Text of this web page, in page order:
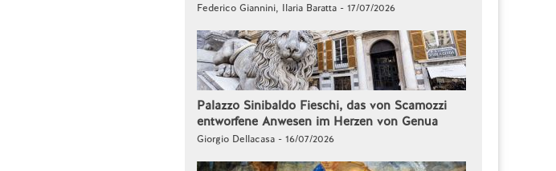
Federico Giannini, Ilaria Baratta - 17/07/2026
Palazzo Sinibaldo Fieschi, das von Scamozzi
entworfene Anwesen im Herzen von Genua
Giorgio Dellacasa - 16/07/2026